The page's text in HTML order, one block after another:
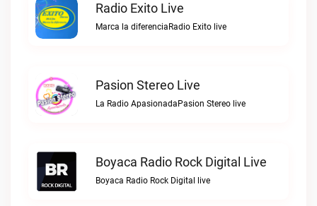
Radio Exito Live
Marca la diferenciaRadio Exito live
Pasion Stereo Live
La Radio ApasionadaPasion Stereo live
Boyaca Radio Rock Digital Live
Boyaca Radio Rock Digital live